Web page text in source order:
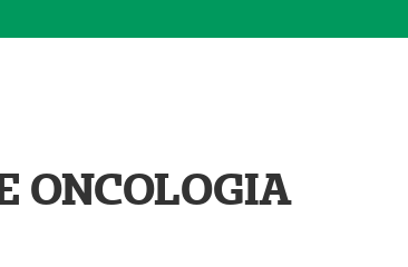
ONCOLOGIA